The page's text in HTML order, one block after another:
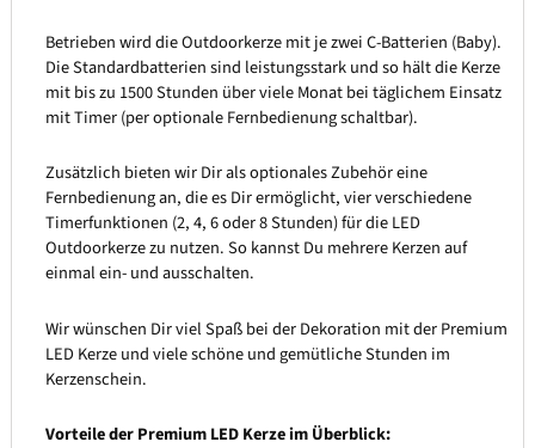
Betrieben wird die Outdoorkerze mit je zwei C-Batterien (Baby).
Die Standardbatterien sind leistungsstark und so hält die Kerze
mit bis zu 1500 Stunden über viele Monat bei täglichem Einsatz
mit Timer (per optionale Fernbedienung schaltbar).
Zusätzlich bieten wir Dir als optionales Zubehör eine
Fernbedienung an, die es Dir ermöglicht, vier verschiedene
Timerfunktionen (2, 4, 6 oder 8 Stunden) für die LED
Outdoorkerze zu nutzen. So kannst Du mehrere Kerzen auf
einmal ein- und ausschalten.
Wir wünschen Dir viel Spaß bei der Dekoration mit der Premium
LED Kerze und viele schöne und gemütliche Stunden im
Kerzenschein.
Vorteile der Premium LED Kerze im Überblick: